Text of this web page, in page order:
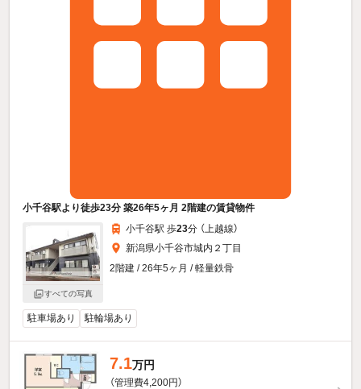
小千谷駅より徒歩23分 築26年5ヶ月 2階建の賃貸物件
すべての写真
小千谷駅 歩23分 （上越線）
新潟県小千谷市城内２丁目
2階建 / 26年5ヶ月 / 軽量鉄骨
駐車場あり 駐輪場あり
7.1万円
（管理費4,200円）